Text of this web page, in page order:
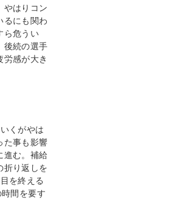
やはりコン
るにも関わ
ら危うい
後続の選手
感が大き
くがやは
た事も影響
進む。補給
折り返しを
を終える
間を要す